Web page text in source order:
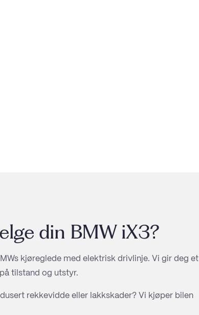
din BMW iX3?
kjøreglede med elektrisk drivlinje. Vi gir deg et
tilstand og utstyr.
rekkevidde eller lakkskader? Vi kjøper bilen